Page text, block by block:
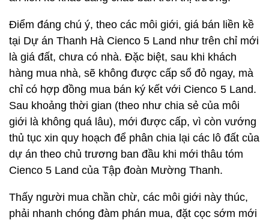
Điểm đáng chú ý, theo các môi giới, giá bán liền kề
tại Dự án Thanh Hà Cienco 5 Land như trên chỉ mới
là giá đất, chưa có nhà. Đặc biệt, sau khi khách
hàng mua nhà, sẽ không được cấp sổ đỏ ngay, mà
chỉ có hợp đồng mua bán ký kết với Cienco 5 Land.
Sau khoảng thời gian (theo như chia sẻ của môi
giới là không quá lâu), mới được cấp, vì còn vướng
thủ tục xin quy hoạch để phân chia lại các lô đất của
dự án theo chủ trương ban đầu khi mới thâu tóm
Cienco 5 Land của Tập đoàn Mường Thanh.
Thấy người mua chần chừ, các môi giới này thúc,
phải nhanh chóng đàm phán mua, đặt cọc sớm mới